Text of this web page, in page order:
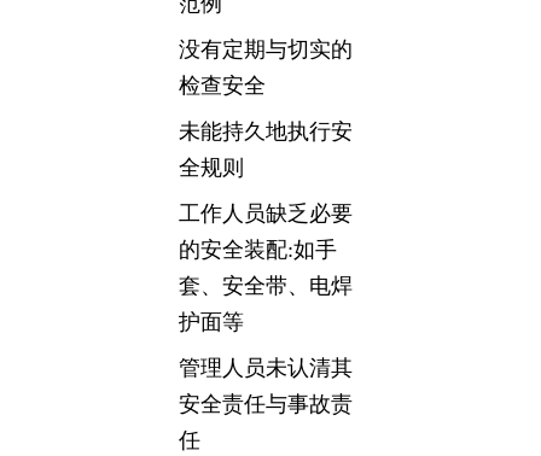
没有定期与切实的
检查安全
未能持久地执行安
全规则
工作人员缺乏必要
的安全装配:如手
套、安全带、电焊
护面等
管理人员未认清其
安全责任与事故责
任